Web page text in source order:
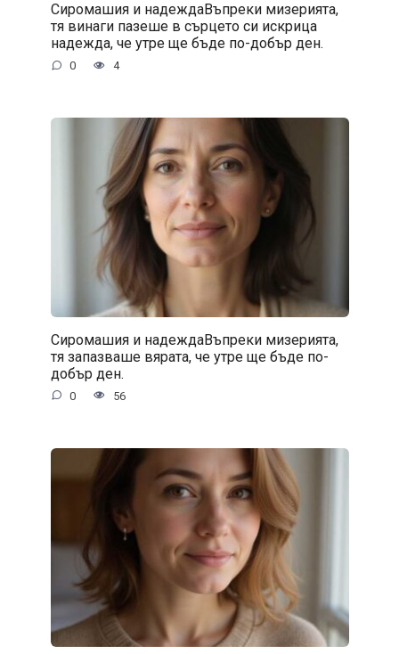
Сиромашия и надеждаВъпреки мизерията,
тя винаги пазеше в сърцето си искрица
надежда, че утре ще бъде по-добър ден.
0 4
Сиромашия и надеждаВъпреки мизерията,
тя запазваше вярата, че утре ще бъде по-
добър ден.
0 56